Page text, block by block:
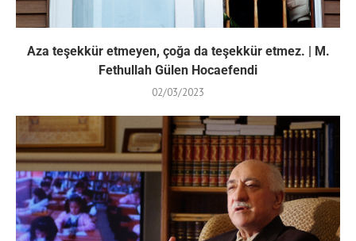
Aza teşekkür etmeyen, çoğa da teşekkür etmez. | M.
Fethullah Gülen Hocaefendi
02/03/2023